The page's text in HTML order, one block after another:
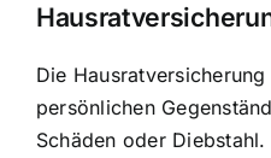
Die
persönlichen
Schäden oder